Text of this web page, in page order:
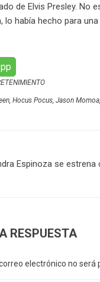
de Elvis Presley. No
lo había hecho para
, Hocus Pocus, Jason Momoa,
Espinoza se
RESPUESTA
electrónico no será